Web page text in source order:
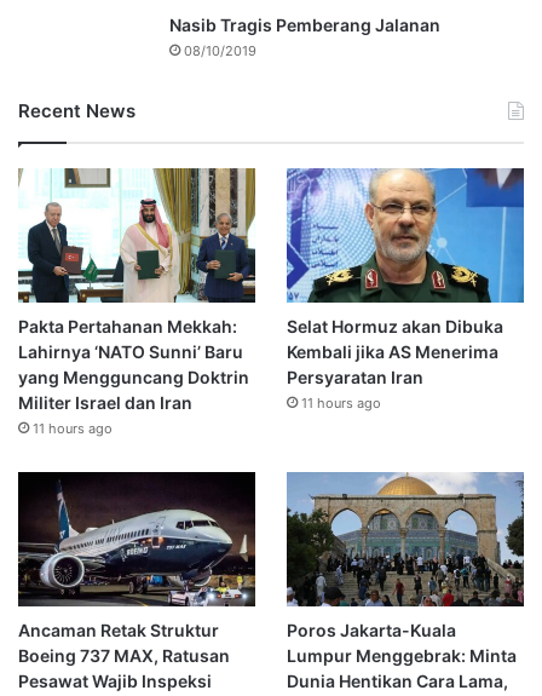
Nasib Tragis Pemberang Jalanan
08/10/2019
Recent News
Pakta Pertahanan Mekkah:
Lahirnya ‘NATO Sunni’ Baru
yang Mengguncang Doktrin
Militer Israel dan Iran
11 hours ago
Selat Hormuz akan Dibuka
Kembali jika AS Menerima
Persyaratan Iran
11 hours ago
Ancaman Retak Struktur
Boeing 737 MAX, Ratusan
Pesawat Wajib Inspeksi
Poros Jakarta-Kuala
Lumpur Menggebrak: Minta
Dunia Hentikan Cara Lama,